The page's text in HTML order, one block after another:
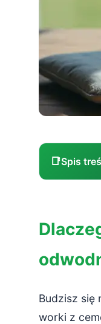
📑Spis
Jak
Budzisz się
worki z